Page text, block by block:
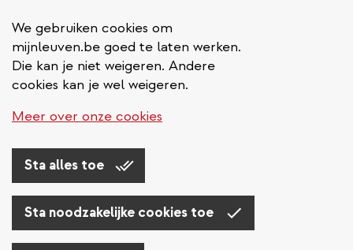
We gebruiken cookies om
mijnleuven.be goed te laten werken.
Die kan je niet weigeren. Andere
cookies kan je wel weigeren.
Meer over onze cookies
Sta alles toe
Sta noodzakelijke cookies toe